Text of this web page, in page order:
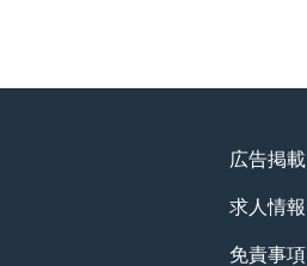
広告掲載
求人情報
免責事項